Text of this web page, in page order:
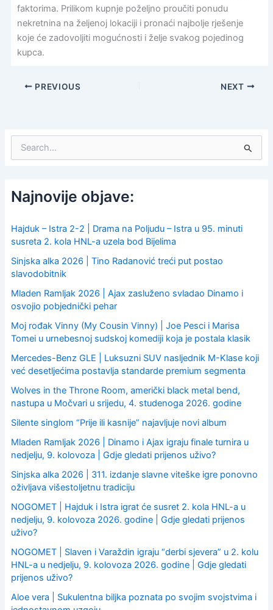
faktorima. Prilikom kupnje poželjno proučiti ponudu
nekretnina na željenoj lokaciji i pronaći najbolje rješenje
koje će zadovoljiti mogućnosti i želje svakog pojedinog
kupca.
PREVIOUS NEXT
c
h
o
r
Najnovije objave:
Hajduk – Istra 2-2 | Drama na Poljudu – Istra u 95. minuti
susreta 2. kola HNL-a uzela bod Bijelima
Sinjska alka 2026 | Tino Radanović treći put postao
slavodobitnik
Mladen Ramljak 2026 | Ajax zasluženo svladao Dinamo i
osvojio pobjednički pehar
Moj rođak Vinny (My Cousin Vinny) | Joe Pesci i Marisa
Tomei u urnebesnoj sudskoj komediji koja je postala klasik
Mercedes-Benz GLE | Luksuzni SUV nasljednik M-Klase koji
već desetljećima postavlja standarde premium segmenta
Wolves in the Throne Room, američki black metal bend,
nastupa u Močvari u srijedu, 4. studenoga 2026. godine
Silente singlom “Prije ili kasnije” najavljuje novi album
Mladen Ramljak 2026 | Dinamo i Ajax igraju finale turnira u
nedjelju, 9. kolovoza | Gdje gledati prijenos uživo?
Sinjska alka 2026 | 311. izdanje slavne viteške igre ponovno
oživljava višestoljetnu tradiciju
NOGOMET | Hajduk i Istra igrat će susret 2. kola HNL-a u
nedjelju, 9. kolovoza 2026. godine | Gdje gledati prijenos
uživo?
NOGOMET | Slaven i Varaždin igraju “derbi sjevera” u 2. kolu
HNL-a u nedjelju, 9. kolovoza 2026. godine | Gdje gledati
prijenos uživo?
Aloe vera | Sukulentna biljka poznata po svojim svojstvima i